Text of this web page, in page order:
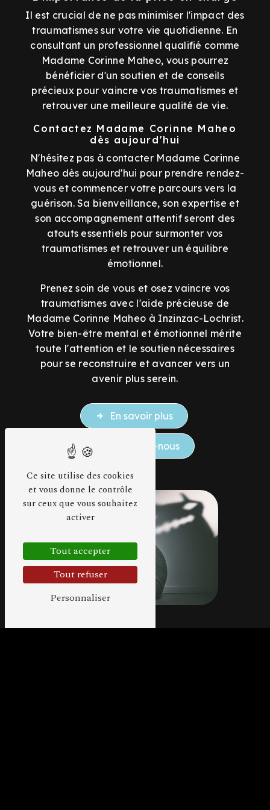
Il est crucial de ne pas minimiser l'impact des
traumatismes sur votre vie quotidienne. En
consultant un professionnel qualifié comme
Madame Corinne Maheo, vous pourrez
bénéficier d'un soutien et de conseils
précieux pour vaincre vos traumatismes et
retrouver une meilleure qualité de vie.
Contactez Madame Corinne Maheo
dès aujourd'hui
N'hésitez pas à contacter Madame Corinne
Maheo dès aujourd'hui pour prendre rendez-
vous et commencer votre parcours vers la
guérison. Sa bienveillance, son expertise et
son accompagnement attentif seront des
atouts essentiels pour surmonter vos
traumatismes et retrouver un équilibre
émotionnel.
Prenez soin de vous et osez vaincre vos
traumatismes avec l'aide précieuse de
Madame Corinne Maheo à Inzinzac-Lochrist.
Votre bien-être mental et émotionnel mérite
toute l'attention et le soutien nécessaires
pour se reconstruire et avancer vers un
avenir plus serein.
En savoir plus
Contactez-nous
Ce site utilise des cookies
et vous donne le contrôle
sur ceux que vous souhaitez
activer
Tout accepter
Tout refuser
Personnaliser